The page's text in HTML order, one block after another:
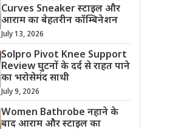
Curves Sneaker स्टाइल और
आराम का बेहतरीन कॉम्बिनेशन
July 13, 2026
Solpro Pivot Knee Support
Review घुटनों के दर्द से राहत पाने
का भरोसेमंद साथी
July 9, 2026
Women Bathrobe नहाने के
बाद आराम और स्टाइल का